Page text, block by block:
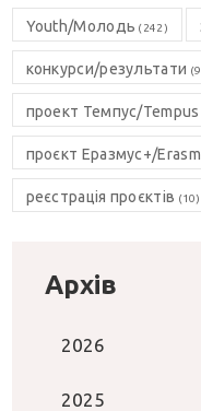
Youth/Молодь (242)
конкурси/результати
проект Темпус/
проєкт Еразмус+/
реєстрація проєктів (10)
Архів
2026
2025